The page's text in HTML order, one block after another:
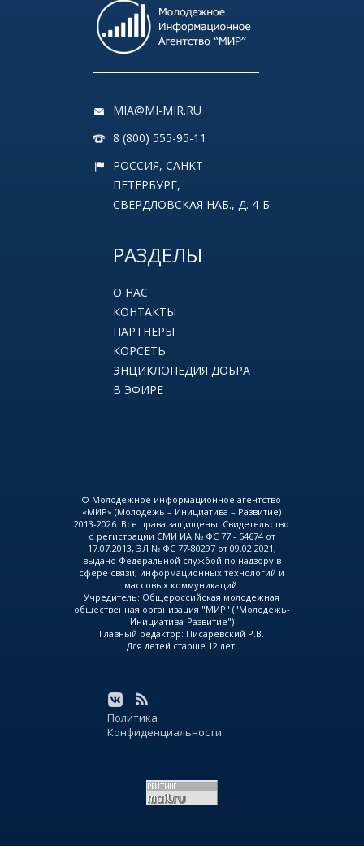
MIA@MI-MIR.RU
8 (800) 555-95-11
РОССИЯ, САНКТ-
ПЕТЕРБУРГ,
СВЕРДЛОВСКАЯ НАБ., Д. 4-Б
РАЗДЕЛЫ
О НАС
КОНТАКТЫ
ПАРТНЕРЫ
КОРСЕТЬ
ЭНЦИКЛОПЕДИЯ ДОБРА
В ЭФИРЕ
© Молодежное информационное агентство
«МИР» (Молодежь – Инициатива – Развитие)
2013-2026. Все права защищены. Свидетельство
о регистрации СМИ ИА № ФС 77 - 54674 от
17.07.2013, ЭЛ № ФС 77-80297 от 09.02.2021,
выдано Федеральной службой по надзору в
сфере связи, информационных технологий и
массовых коммуникаций.
Учредитель: Общероссийская молодежная
общественная организация "МИР" ("Молодежь-
Инициатива-Развитие")
Главный редактор: Писарёвский Р.В.
Для детей старше 12 лет.
Политика
Конфиденциальности.